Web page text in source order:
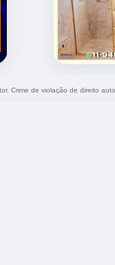
Crime de violação de direito